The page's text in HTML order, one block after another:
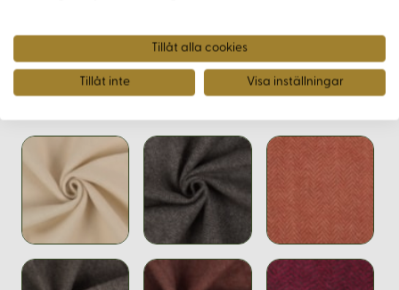
Varianter
Tillåt alla cookies
Tillåt inte Visa inställningar